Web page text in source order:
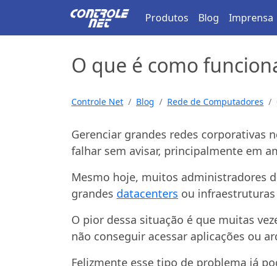
Produtos Blog Imprensa
O que é como
Controle Net Blog Rede de Computadores
Gerenciar grandes redes corporativas
falhar sem avisar, principalmente em
Mesmo hoje, muitos administradores
grandes datacenters ou
O pior dessa situação é que muitas
não conseguir acessar aplicações ou
Felizmente esse tipo de problema já